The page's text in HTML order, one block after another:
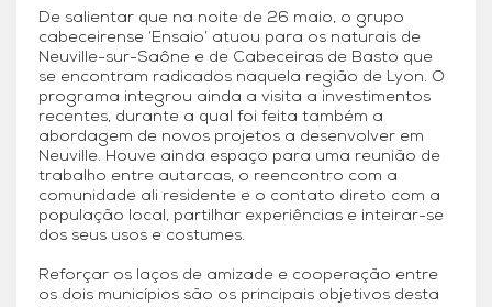
De salientar que na noite de 26 maio, o grupo
cabeceirense ‘Ensaio’ atuou para os naturais de
Neuville-sur-Saône e de Cabeceiras de Basto que
se encontram radicados naquela região de Lyon. O
programa integrou ainda a visita a investimentos
recentes, durante a qual foi feita também a
abordagem de novos projetos a desenvolver em
Neuville. Houve ainda espaço para uma reunião de
trabalho entre autarcas, o reencontro com a
comunidade ali residente e o contato direto com a
população local, partilhar experiências e inteirar-se
dos seus usos e costumes.
Reforçar os laços de amizade e cooperação entre
os dois municípios são os principais objetivos desta